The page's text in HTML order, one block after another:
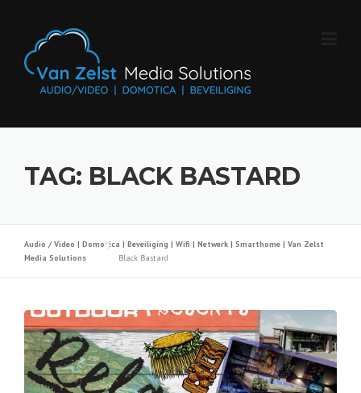
TAG: BLACK BASTARD
Audio / Video | Domotica | Beveiliging | Wifi | Netwerk | Smarthome | Van Zelst
Media Solutions
Black Bastard